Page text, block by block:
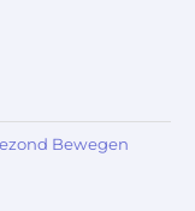
Bewegen